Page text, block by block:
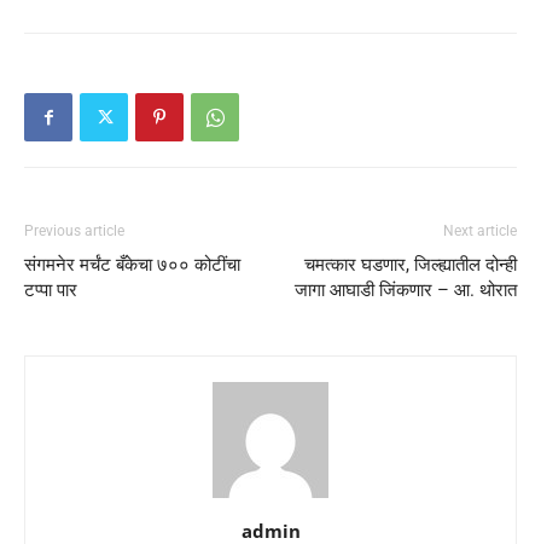
Previous article
संगमनेर मर्चंट बँकेचा ७०० कोटींचा
टप्पा पार
Next article
चमत्कार घडणार, जिल्ह्यातील दोन्ही
जागा आघाडी जिंकणार – आ. थोरात
admin